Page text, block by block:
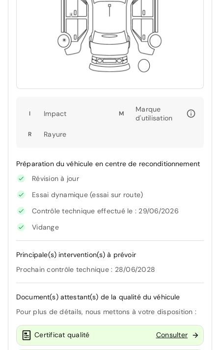
I Impact M
Marque
d'utilisation
R Rayure
Préparation du véhicule en centre de reconditionnement
Révision à jour
Essai dynamique (essai sur route)
Contrôle technique effectué le : 29/06/2026
Vidange
Principale(s) intervention(s) à prévoir
Prochain contrôle technique : 28/06/2028
Document(s) attestant(s) de la qualité du véhicule
Pour plus de détails, nous mettons à votre disposition :
Certificat qualité Consulter